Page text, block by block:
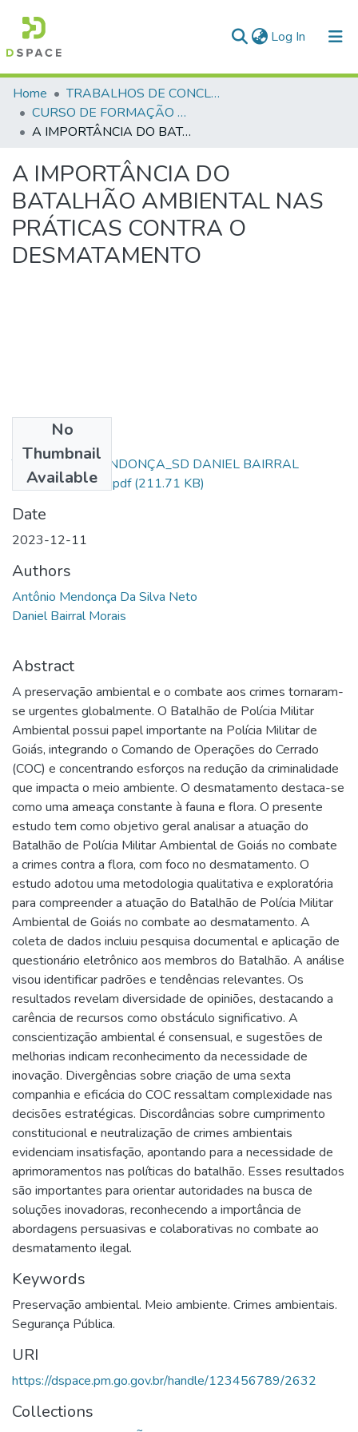
Log In (current)
Communities & Collections
All of DSpace
Home
TRABALHOS DE CONCLUSÃO DE CURSO - CFP (CURSO DE FORMAÇÃO DE PRAÇAS)
CURSO DE FORMAÇÃO DE PRAÇAS - CFP - 2023
A IMPORTÂNCIA DO BATALHÃO AMBIENTAL NAS PRÁTICAS CONTRA O DESMATAMENTO
A IMPORTÂNCIA DO
BATALHÃO AMBIENTAL NAS
PRÁTICAS CONTRA O
DESMATAMENTO
No
Thumbnail
Available
TCC_Al SD A.MENDONÇA_SD DANIEL BAIRRAL
MORAIS (5).docx.pdf(211.71 KB)
Date
2023-12-11
Authors
Antônio Mendonça Da Silva Neto
Daniel Bairral Morais
Abstract
A preservação ambiental e o combate aos crimes tornaram-
se urgentes globalmente. O Batalhão de Polícia Militar
Ambiental possui papel importante na Polícia Militar de
Goiás, integrando o Comando de Operações do Cerrado
(COC) e concentrando esforços na redução da criminalidade
que impacta o meio ambiente. O desmatamento destaca-se
como uma ameaça constante à fauna e flora. O presente
estudo tem como objetivo geral analisar a atuação do
Batalhão de Polícia Militar Ambiental de Goiás no combate
a crimes contra a flora, com foco no desmatamento. O
estudo adotou uma metodologia qualitativa e exploratória
para compreender a atuação do Batalhão de Polícia Militar
Ambiental de Goiás no combate ao desmatamento. A
coleta de dados incluiu pesquisa documental e aplicação de
questionário eletrônico aos membros do Batalhão. A análise
visou identificar padrões e tendências relevantes. Os
resultados revelam diversidade de opiniões, destacando a
carência de recursos como obstáculo significativo. A
conscientização ambiental é consensual, e sugestões de
melhorias indicam reconhecimento da necessidade de
inovação. Divergências sobre criação de uma sexta
companhia e eficácia do COC ressaltam complexidade nas
decisões estratégicas. Discordâncias sobre cumprimento
constitucional e neutralização de crimes ambientais
evidenciam insatisfação, apontando para a necessidade de
aprimoramentos nas políticas do batalhão. Esses resultados
são importantes para orientar autoridades na busca de
soluções inovadoras, reconhecendo a importância de
abordagens persuasivas e colaborativas no combate ao
desmatamento ilegal.
Keywords
Preservação ambiental. Meio ambiente. Crimes ambientais.
Segurança Pública.
URI
https://dspace.pm.go.gov.br/handle/123456789/2632
Collections